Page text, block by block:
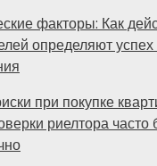
факторы: Как
определяют
при покупке
риелтора часто